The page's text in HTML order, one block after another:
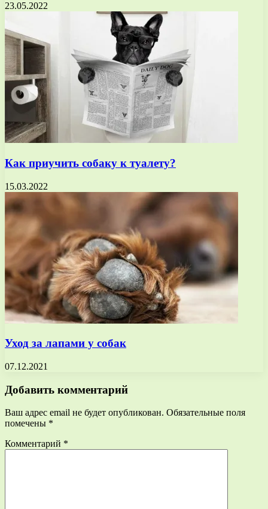
23.05.2022
Как приучить собаку к туалету?
15.03.2022
Уход за лапами у собак
07.12.2021
Добавить комментарий
Ваш адрес email не будет опубликован. Обязательные поля
помечены *
Комментарий *